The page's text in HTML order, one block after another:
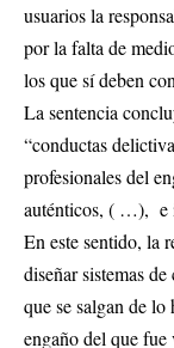
usuarios la
por la falta de
los que sí deben
La sentencia
“conductas
profesionales del
auténticos, ( …), e
En este sentido, la
diseñar sistemas
que se salgan de
engaño del que